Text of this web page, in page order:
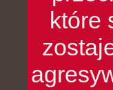
które